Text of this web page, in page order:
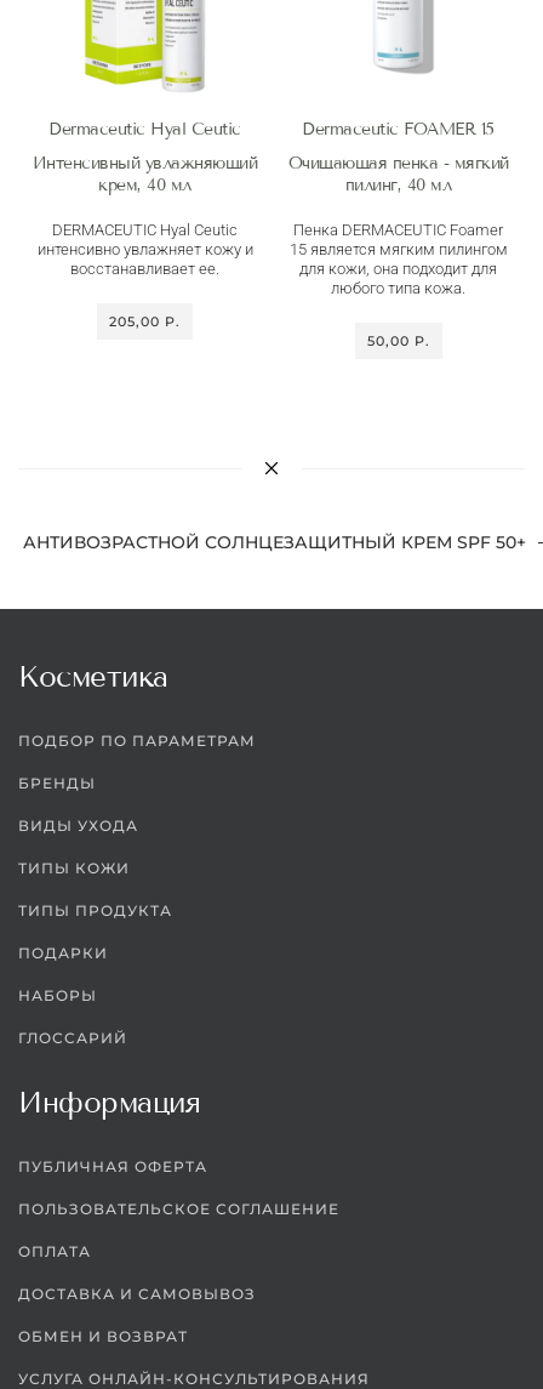
Dermaceutic Hyal Сeutic
Интенсивный увлажняющий
крем, 40 мл
DERMACEUTIC Hyal Сeutic
интенсивно увлажняет кожу и
восстанавливает ее.
205,00 P.
Dermaceutic FOAMER 15
Очищающая пенка - мягкий
пилинг, 40 мл
Пенка DERMACEUTIC Foamer
15 является мягким пилингом
для кожи, она подходит для
любого типа кожа.
50,00 P.
АНТИВОЗРАСТНОЙ СОЛНЦЕЗАЩИТНЫЙ КРЕМ SPF 50+
Косметика
ПОДБОР ПО ПАРАМЕТРАМ
БРЕНДЫ
ВИДЫ УХОДА
ТИПЫ КОЖИ
ТИПЫ ПРОДУКТА
ПОДАРКИ
НАБОРЫ
ГЛОССАРИЙ
Информация
ПУБЛИЧНАЯ ОФЕРТА
ПОЛЬЗОВАТЕЛЬСКОЕ СОГЛАШЕНИЕ
ОПЛАТА
ДОСТАВКА И САМОВЫВОЗ
ОБМЕН И ВОЗВРАТ
УСЛУГА ОНЛАЙН-КОНСУЛЬТИРОВАНИЯ